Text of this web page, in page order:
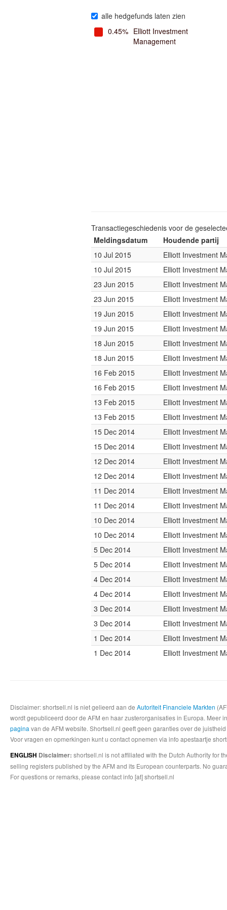
alle hedgefunds laten zien
0.45% Elliott Investment
Management
Transactiegeschiedenis voor de
Meldingsdatum
Houdende partij
10 Jul 2015
Elliott Investment
10 Jul 2015
Elliott Investment
23 Jun 2015
Elliott Investment
23 Jun 2015
Elliott Investment
19 Jun 2015
Elliott Investment
19 Jun 2015
Elliott Investment
18 Jun 2015
Elliott Investment
18 Jun 2015
Elliott Investment
16 Feb 2015
Elliott Investment
16 Feb 2015
Elliott Investment
13 Feb 2015
Elliott Investment
13 Feb 2015
Elliott Investment
15 Dec 2014
Elliott Investment
15 Dec 2014
Elliott Investment
12 Dec 2014
Elliott Investment
12 Dec 2014
Elliott Investment
11 Dec 2014
Elliott Investment
11 Dec 2014
Elliott Investment
10 Dec 2014
Elliott Investment
10 Dec 2014
Elliott Investment
5 Dec 2014
Elliott Investment
5 Dec 2014
Elliott Investment
4 Dec 2014
Elliott Investment
4 Dec 2014
Elliott Investment
3 Dec 2014
Elliott Investment
3 Dec 2014
Elliott Investment
1 Dec 2014
Elliott Investment
1 Dec 2014
Elliott Investment
Disclaimer: shortsell.nl is niet gelieerd aan de Autoriteit Financiele Markten
wordt gepubliceerd door de AFM en haar zusterorganisaties in Europa.
pagina van de AFM website. Shortsell.nl geeft geen garanties over de
Voor vragen en opmerkingen kunt u contact opnemen via info apestaartje
ENGLISH Disclaimer: shortsell.nl is not affiliated with the Dutch Authority for
selling registers published by the AFM and its European counterparts. No
For questions or remarks, please contact info [at] shortsell.nl